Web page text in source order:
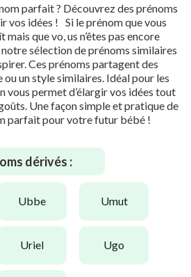
parfait ? Découvrez des prénoms
vos idées ! Si le prénom que vous
que vo, us n’êtes pas encore
sélection de prénoms similaires
Ces prénoms partagent des
un style similaires. Idéal pour les
vous permet d’élargir vos idées tout
Une façon simple et pratique de
parfait pour votre futur bébé !
dérivés :
ubbe umut
uriel ugo